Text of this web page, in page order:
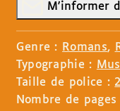
M'informer
Genre : Romans,
Typographie :
Taille de police :
Nombre de